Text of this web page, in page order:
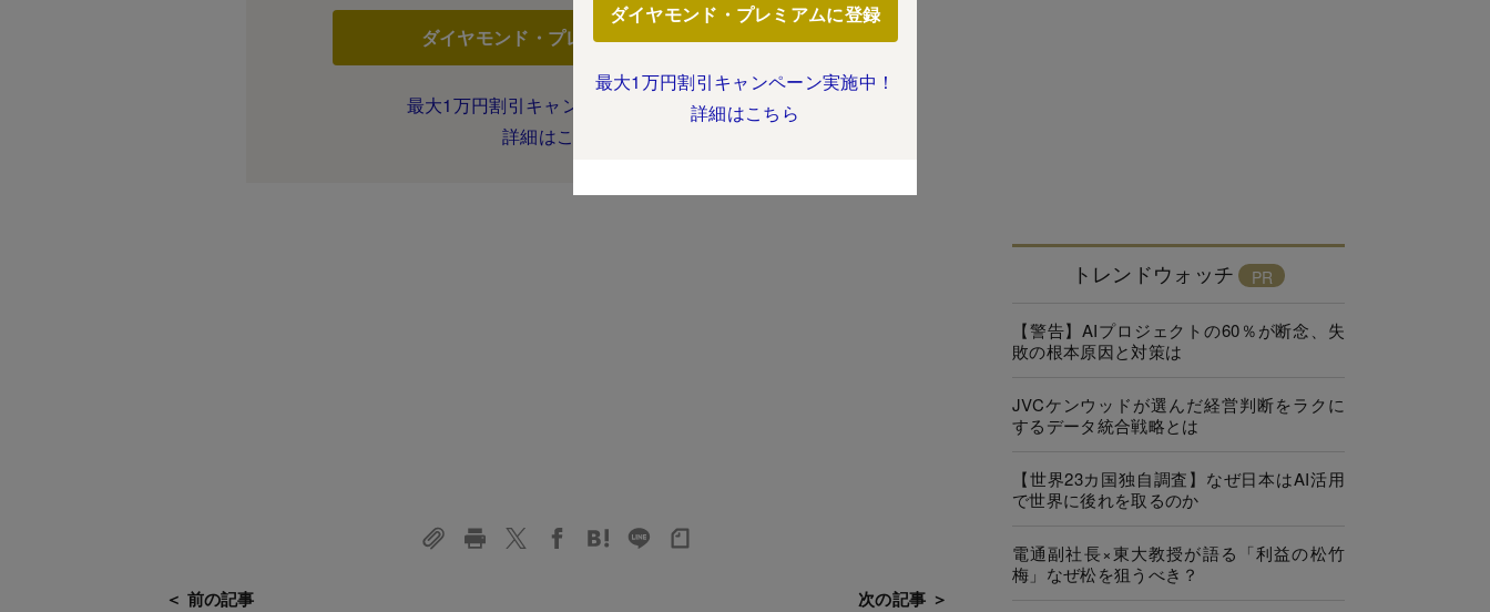
ダイヤモンド・プレミアムに登録
最大1万円割引キャンペーン実施中！
詳細はこちら
ダイヤモンド・プレミアムに登録
最大1万円割引キャンペーン実施中！
詳細はこちら
＜ 前の記事
次の記事 ＞
トレンドウォッチ
【警告】AIプロジェクトの60％が断念、失
敗の根本原因と対策は
JVCケンウッドが選んだ経営判断をラクに
するデータ統合戦略とは
【世界23カ国独自調査】なぜ日本はAI活用
で世界に後れを取るのか
電通副社長×東大教授が語る「利益の松竹
梅」なぜ松を狙うべき？